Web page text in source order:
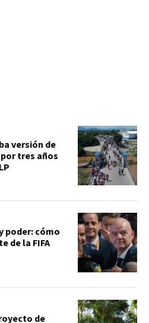
versión de
tres años
poder: cómo
de la FIFA
de